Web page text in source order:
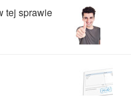
tej sprawie